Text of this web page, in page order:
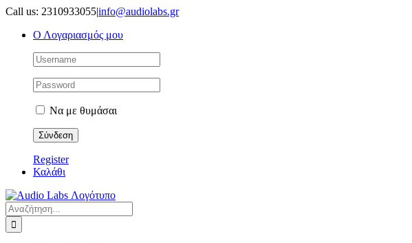
Μετάβαση
περιεχόμενο
Call us: 2310933055|info@audiolabs.gr
Ο Λογαριασμός μου
Να με θυμάσαι
Register
Καλάθι
Αναζήτηση
για: